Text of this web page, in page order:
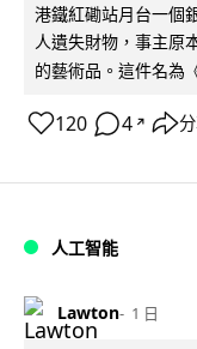
港鐵紅磡站月台一個
人遺失財物，事主原
的藝術品。這件名為
120 4 ↗
人工智能
Lawton 1 日